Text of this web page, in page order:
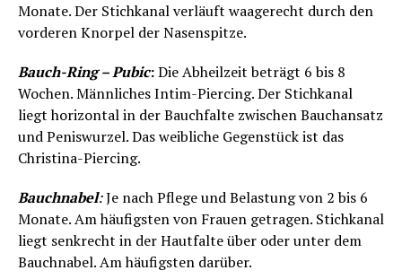
Monate. Der Stichkanal verläuft waagerecht durch den
vorderen Knorpel der Nasenspitze.
Bauch-Ring – Pubic:Die Abheilzeit beträgt 6 bis 8
Wochen. Männliches Intim-Piercing. Der Stichkanal
liegt horizontal in der Bauchfalte zwischen Bauchansatz
und Peniswurzel. Das weibliche Gegenstück ist das
Christina-Piercing.
Bauchnabel:Je nach Pflege und Belastung von 2 bis 6
Monate. Am häufigsten von Frauen getragen. Stichkanal
liegt senkrecht in der Hautfalte über oder unter dem
Bauchnabel. Am häufigsten darüber.